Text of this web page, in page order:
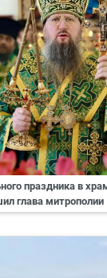
праздника в
глава митрополии